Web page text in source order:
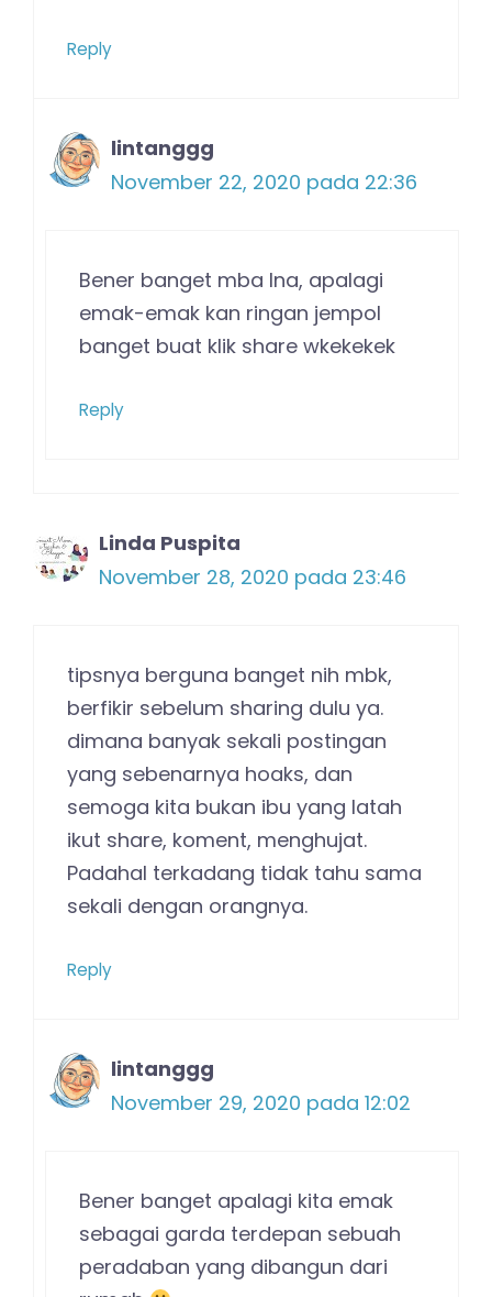
Reply
lintanggg
November 22, 2020 pada 22:36
Bener banget mba Ina, apalagi
emak-emak kan ringan jempol
banget buat klik share wkekekek
Reply
Linda Puspita
November 28, 2020 pada 23:46
tipsnya berguna banget nih mbk,
berfikir sebelum sharing dulu ya.
dimana banyak sekali postingan
yang sebenarnya hoaks, dan
semoga kita bukan ibu yang latah
ikut share, koment, menghujat.
Padahal terkadang tidak tahu sama
sekali dengan orangnya.
Reply
lintanggg
November 29, 2020 pada 12:02
Bener banget apalagi kita emak
sebagai garda terdepan sebuah
peradaban yang dibangun dari